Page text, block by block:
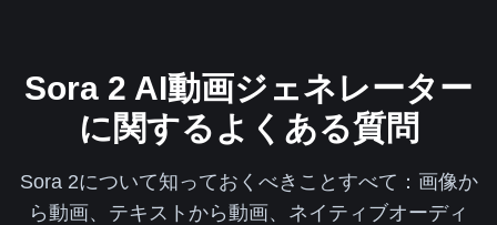
Sora 2 AI動画ジェネレーター
に関するよくある質問
Sora 2について知っておくべきことすべて：画像か
ら動画、テキストから動画、ネイティブオーディ